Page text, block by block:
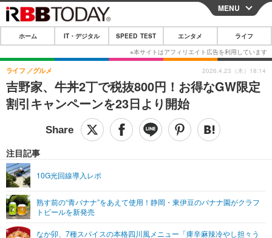
CLOSE
ホーム
IT・デジタル
IT・デジタルTOP スマートフォン
ショッピング その他
SPEED TEST
エンタメTOP 映画・ドラマ
グラビア
ライフTOP
その他
リリース一覧
プッシュ通知の停止方法
MENU
ホーム IT・デジタル SPEED TEST エンタメ ライフ
吉野家、牛丼2丁で税抜800円！お得なGW限定
割引キャンペーンを23日より開始
ライフ グルメ
注目記事
10G光回線導入レポ
熟す前の“青バナナ”をあえて使用！静岡・東伊豆のバナナ園がクラフ
トビールを新発売
なか卯、7種スパイスの本格四川風メニュー「痺辛麻辣冷やし担々う
2026.4.23（木）18:14